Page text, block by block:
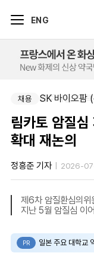
ENG
채용 아주약품-평
채용
림카토 암질
확대 재논의
정흥준 기자 2026-
제6차 암질환심의위
지난 5월 암질심 이
PR 일본 주요 대학교